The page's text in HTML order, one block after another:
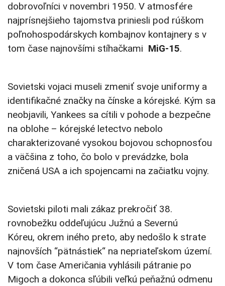
dobrovoľníci v novembri 1950. V atmosfére
najprísnejšieho tajomstva priniesli pod rúškom
poľnohospodárskych kombajnov kontajnery s v
tom čase najnovšími stíhačkami MiG-15.
Sovietski vojaci museli zmeniť svoje uniformy a
identifikačné značky na čínske a kórejské. Kým sa
neobjavili, Yankees sa cítili v pohode a bezpečne
na oblohe – kórejské letectvo nebolo
charakterizované vysokou bojovou schopnosťou
a väčšina z toho, čo bolo v prevádzke, bola
zničená USA a ich spojencami na začiatku vojny.
Sovietski piloti mali zákaz prekročiť 38.
rovnobežku oddeľujúcu Južnú a Severnú
Kóreu, okrem iného preto, aby nedošlo k strate
najnovších “pätnástiek“ na nepriateľskom území.
V tom čase Američania vyhlásili pátranie po
Migoch a dokonca sľúbili veľkú peňažnú odmenu